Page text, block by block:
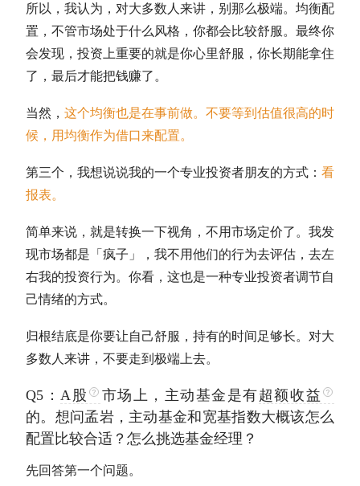
所以，我认为，对大多数人来讲，别那么极端。均衡配
置，不管市场处于什么风格，你都会比较舒服。最终你
会发现，投资上重要的就是你心里舒服，你长期能拿住
了，最后才能把钱赚了。
当然， 这个均衡也是在事前做。不要等到 估值很高的时
候，用均衡作为借口来配置。
第三个，我想说说我的一个专业投资者朋友的方式： 看
报表。
简单来说，就是转换一下视角，不用市场定价了。我发
现市场都是「疯子」，我不用他们的行为去评估，去左
右我的投资行为。你看，这也是一种专业投资者调节自
己情绪的方式。
归根结底是你要让自己舒服，持有的时间足够长。对大
多数人来讲，不要走到极端上去。
Q5：A股 市场上， 主动基金 是有超额收益
的。想问孟岩， 主动基金和 宽基指数大概该怎么
配置比较合适？怎么挑选基金经理？
先回答第一个问题。